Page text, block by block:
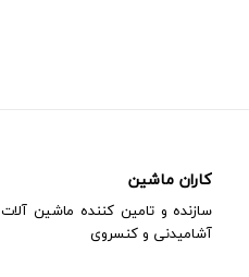
کاران ماشین
سازنده و تامین کننده ماشین
آشامیدنی و کنسروی